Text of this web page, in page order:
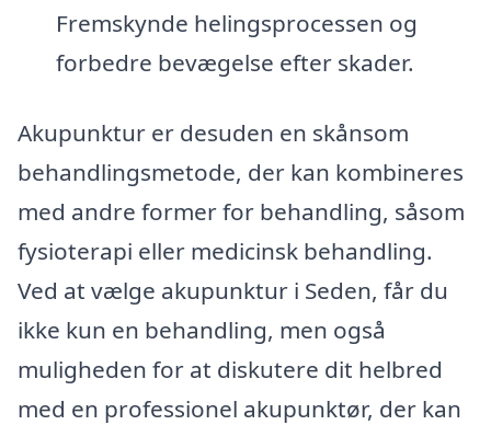
Fremskynde helingsprocessen og
forbedre bevægelse efter skader.
Akupunktur er desuden en skånsom
behandlingsmetode, der kan kombineres
med andre former for behandling, såsom
fysioterapi eller medicinsk behandling.
Ved at vælge akupunktur i Seden, får du
ikke kun en behandling, men også
muligheden for at diskutere dit helbred
med en professionel akupunktør, der kan